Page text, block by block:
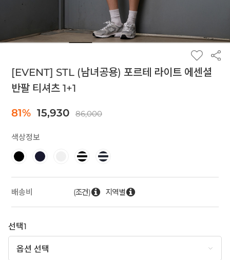
[EVENT] STL (남녀공용) 포르테 라이트 에센셜
반팔 티셔츠 1+1
81% 15,930 86,000
색상정보
배송비 (조건) 지역별
선택1